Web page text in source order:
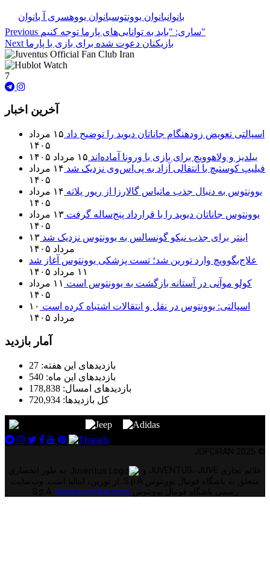
بانوانبانوان یوونتوسبانوان یووهسری آ بانوان
Previous
ساری: "باید به توانایی‌های پارما توجه کنیم"
Next بازیکنان دعوت شده برای بازی با پارما
7
آخرین اخبار
اسپالتی تعویض زودهنگام جاناتان دیوید را توضیح داد
۱۵ مرداد
۱۴۰۵
ییلدیز و ولاهوویچ برای بازی با ورونا آماده‌اند ۱۵ مرداد ۱۴۰۵
فیلیپ کوستیچ با انتقالی آزاد به پی‌اس‌وی نزدیک شد
۱۴ مرداد
۱۴۰۵
یوونتوس به دنبال جذب ماتیاس گالارزا از ریور پلاته
۱۴ مرداد
۱۴۰۵
یوونتوس جاناتان دیوید را با قرارداد پنج‌ساله گرفت
۱۳ مرداد
۱۴۰۵
اینتر برای جذب نیکو گونسالس به یوونتوس نزدیک شد ۱۳
مرداد ۱۴۰۵
علاج‌بگوویچ وارد تورین شد؛ تست پزشکی یوونتوس آغاز شد
۱۱ مرداد ۱۴۰۵
کولو موآنی در آستانه بازگشت به یوونتوس است
۱۱ مرداد
۱۴۰۵
اسپالتی: یوونتوس در نقل و انتقالات اشتباه کرده است ۱۰
مرداد ۱۴۰۵
آمار بازدید
بازدیدهای این هفته: 27
بازدیدهای این ماه: 540
بازدیدهای امسال: 178,838
کل بازدیدها: 720,934
www.juventus.com